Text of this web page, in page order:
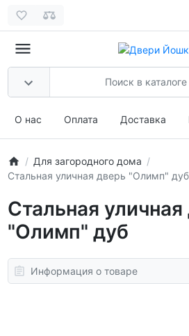
О нас Оплата Доставка
Для загородного дома
Стальная уличная дверь "Олимп" дуб
Стальная уличная
"Олимп" дуб
Информация о товаре